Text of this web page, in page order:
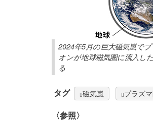
2024年5月の巨大磁気嵐で
オンが地球磁気圏に流入し
る
タグ 磁気嵐 プラズ
〈参照〉